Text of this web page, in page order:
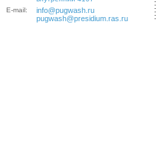
E-mail:
info@pugwash.ru
pugwash@presidium.ras.ru